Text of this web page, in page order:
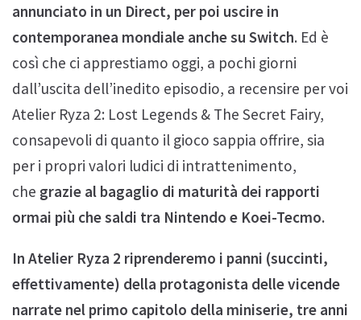
annunciato in un Direct, per poi uscire in
contemporanea mondiale anche su Switch. Ed è
così che ci apprestiamo oggi, a pochi giorni
dall’uscita dell’inedito episodio, a recensire per voi
Atelier Ryza 2: Lost Legends & The Secret Fairy,
consapevoli di quanto il gioco sappia offrire, sia
per i propri valori ludici di intrattenimento,
che grazie al bagaglio di maturità dei rapporti
ormai più che saldi tra Nintendo e Koei-Tecmo.
In Atelier Ryza 2 riprenderemo i panni (succinti,
effettivamente) della protagonista delle vicende
narrate nel primo capitolo della miniserie, tre anni